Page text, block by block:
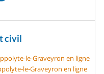
civil
le-Graveyron en ligne
le-Graveyron en ligne